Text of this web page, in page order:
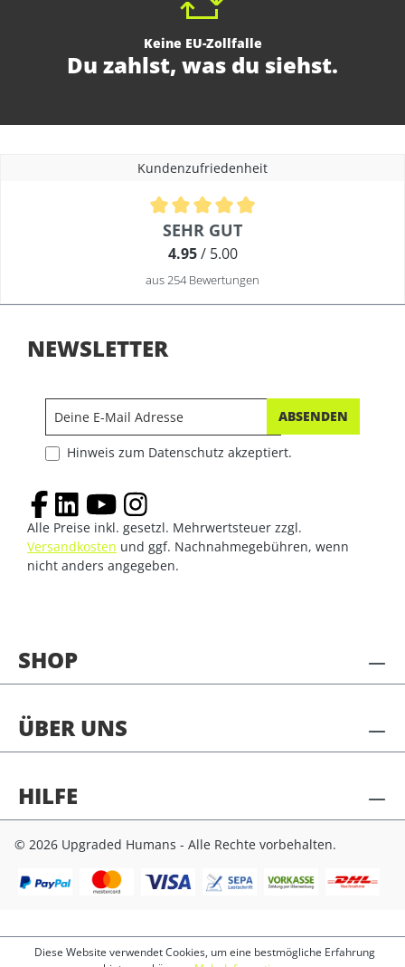
Keine EU-Zollfalle
Du zahlst, was du siehst.
Kundenzufriedenheit
Durchschnittliche Bewertung von 4.9 von 5 Sternen
SEHR GUT
4.95/ 5.00
aus 254 Bewertungen
SHOP
ÜBER UNS
HILFE
NEWSLETTER
ABSENDEN
Hinweis zum Datenschutz akzeptiert.
Alle Preise inkl. gesetzl. Mehrwertsteuer zzgl.
Versandkosten und ggf. Nachnahmegebühren, wenn
nicht anders angegeben.
© 2026 Upgraded Humans - Alle Rechte vorbehalten.
Diese Website verwendet Cookies, um eine bestmögliche Erfahrung